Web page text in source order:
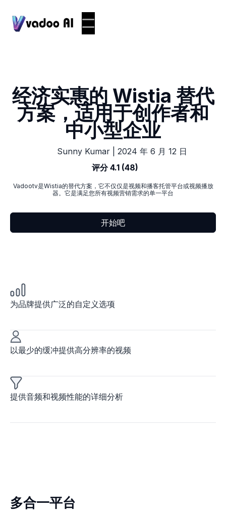
经济实惠的 Wistia 替代
方案，适用于创作者和
中小型企业
Sunny Kumar
2024 年 6 月 12 日
评分 4.1 (48)
Vadootv是Wistia的替代方案，它不仅仅是视频和播客托管平台或视频播放
器。它是满足您所有视频营销需求的单一平台
开始吧
为品牌提供广泛的自定义选项
以最少的缓冲提供高分辨率的视频
提供音频和视频性能的详细分析
多合一平台